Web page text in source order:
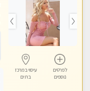
לפרטים
נוספים
עיסוי במרכז
בת ים